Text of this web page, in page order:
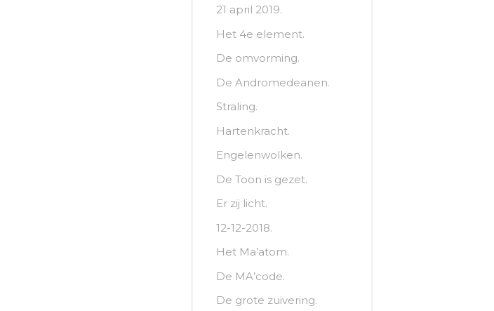
21 april 2019.
Het 4e element.
De omvorming.
De Andromedeanen.
Straling.
Hartenkracht.
Engelenwolken.
De Toon is gezet.
Er zij licht.
12-12-2018.
Het Ma’atom.
De MA’code.
De grote zuivering.